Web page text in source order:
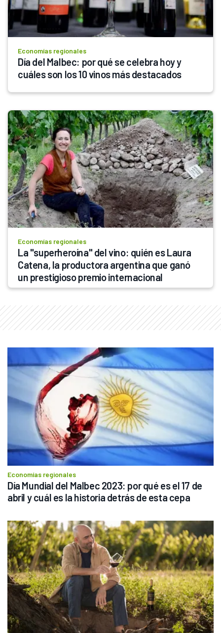
Economías regionales
Día del Malbec: por qué se celebra hoy y
cuáles son los 10 vinos más destacados
Economías regionales
La "superheroína" del vino: quién es Laura
Catena, la productora argentina que ganó
un prestigioso premio internacional
Economías regionales
Día Mundial del Malbec 2023: por qué es el 17 de
abril y cuál es la historia detrás de esta cepa